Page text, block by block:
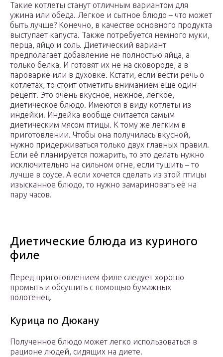
Такие котлеты станут отличным вариантом для
ужина или обеда. Легкое и сытное блюдо – что может
быть лучше? Конечно, в качестве основного продукта
выступает капуста. Также потребуется немного муки,
перца, яйцо и соль. Диетический вариант
предполагает добавление не полностью яйца, а
только белка. И готовят их не на сковороде, а в
пароварке или в духовке. Кстати, если вести речь о
котлетах, то стоит отметить вниманием еще один
рецепт. Это очень вкусное, нежное, легкое,
диетическое блюдо. Имеются в виду котлеты из
индейки. Индейка вообще считается самым
диетическим мясом птицы. К тому же легким в
приготовлении. Чтобы она получилась вкусной,
нужно придерживаться только двух главных правил.
Если её планируется пожарить, то это делать нужно
исключительно на сильном огне, если тушить – то
лучше в соусе. А если хочется сделать из этой птицы
изысканное блюдо, то нужно замариновать её на
пару часов.
Диетические блюда из куриного
филе
Перед приготовлением филе следует хорошо
промыть и обсушить с помощью бумажных
полотенец.
Курица по Дюкану
Полученное блюдо может легко использоваться в
рационе людей, сидящих на диете.